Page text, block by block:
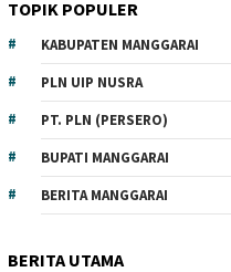
TOPIK POPULER
KABUPATEN MANGGARAI
PLN UIP NUSRA
PT. PLN (PERSERO)
BUPATI MANGGARAI
BERITA MANGGARAI
BERITA UTAMA